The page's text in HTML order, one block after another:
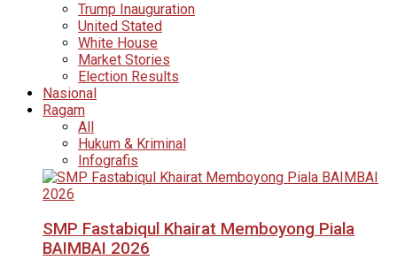
Trump Inauguration
United Stated
White House
Market Stories
Election Results
Nasional
Ragam
All
Hukum & Kriminal
Infografis
SMP Fastabiqul Khairat Memboyong Piala
BAIMBAI 2026